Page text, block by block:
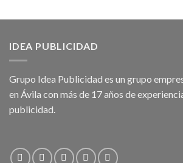
IDEA PUBLICIDAD
Grupo Idea Publicidad es un grupo
en Ávila con más de 17 años de
publicidad.